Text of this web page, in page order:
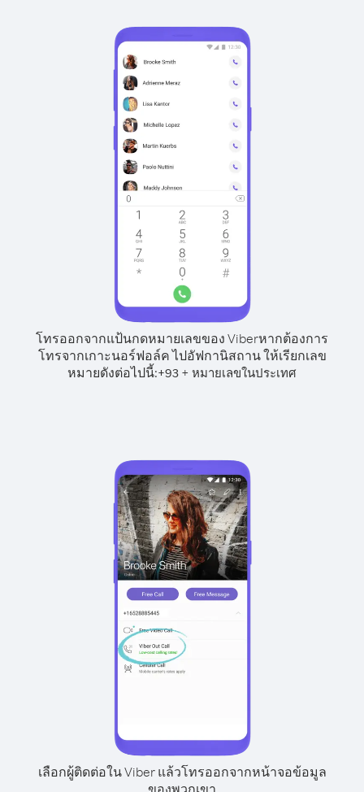
โทรออกจากแป้นกดหมายเลขของ Viberหากต้องการ
โทรจากเกาะนอร์ฟอล์ค ไปอัฟกานิสถาน ให้เรียกเลข
หมายดังต่อไปนี้:+93 + หมายเลขในประเทศ
เลือกผู้ติดต่อใน Viber แล้วโทรออกจากหน้าจอข้อมูล
ของพวกเขา